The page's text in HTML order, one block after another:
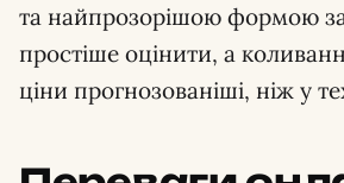
та найпрозорішою формою
простіше оцінити, а
ціни прогнозованіші, ніж у